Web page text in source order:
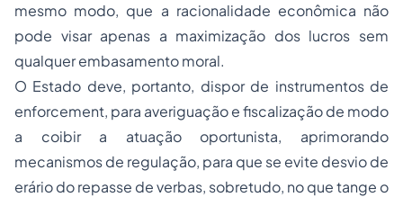
mesmo modo, que a racionalidade econômica não
pode visar apenas a maximização dos lucros sem
qualquer embasamento moral.
O Estado deve, portanto, dispor de instrumentos de
enforcement, para averiguação e fiscalização de modo
a coibir a atuação oportunista, aprimorando
mecanismos de regulação, para que se evite desvio de
erário do repasse de verbas, sobretudo, no que tange o